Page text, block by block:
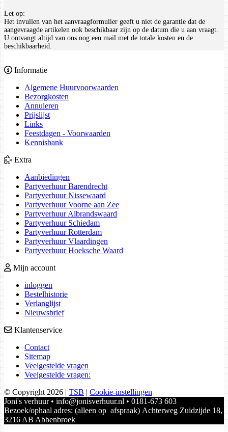
Let op:
Het invullen van het aanvraagformulier geeft u niet de garantie dat de
aangevraagde artikelen ook beschikbaar zijn op de datum die u aan vraagt.
U ontvangt altijd van ons nog een mail met de totale kosten en de
beschikbaarheid.
Informatie
Algemene Huurvoorwaarden
Bezorgkosten
Annuleren
Prijslijst
Links
Feestdagen - Voorwaarden
Kennisbank
Extra
Aanbiedingen
Partyverhuur Barendrecht
Partyverhuur Nissewaard
Partyverhuur Voorne aan Zee
Partyverhuur Albrandswaard
Partyverhuur Schiedam
Partyverhuur Rotterdam
Partyverhuur Vlaardingen
Partyverhuur Hoeksche Waard
Mijn account
inloggen
Bestelhistorie
Verlanglijst
Nieuwsbrief
Klantenservice
Contact
Sitemap
Veelgestelde vragen
Veelgestelde vragen:
© Copyright 2026 | TSB | Cookie-instellingen
Joni's verhuur • info@jonisverhuur.nl • 0181-673 603
Bezoek/ophaal adres: (alleen op afspraak) Achterweg Zuidzijde 18,
3216 AB Abbenbroek